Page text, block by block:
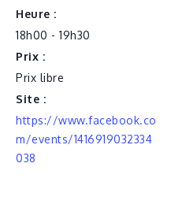
Heure :
18h00 - 19h30
Prix :
Prix libre
Site :
https://www.facebook.co
m/events/1416919032334
038